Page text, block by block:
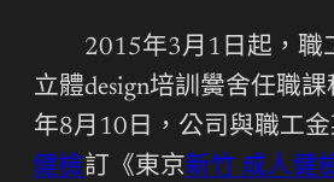
2015年3月1日起，職
立體design培訓黌舍任職
年8月10日，公司與職工
健檢訂《東京新竹 成人健